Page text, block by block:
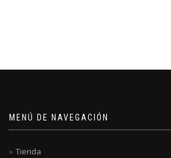
MENÚ DE NAVEGACIÓN
Tienda